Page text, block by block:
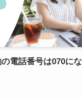
電話番号は070に